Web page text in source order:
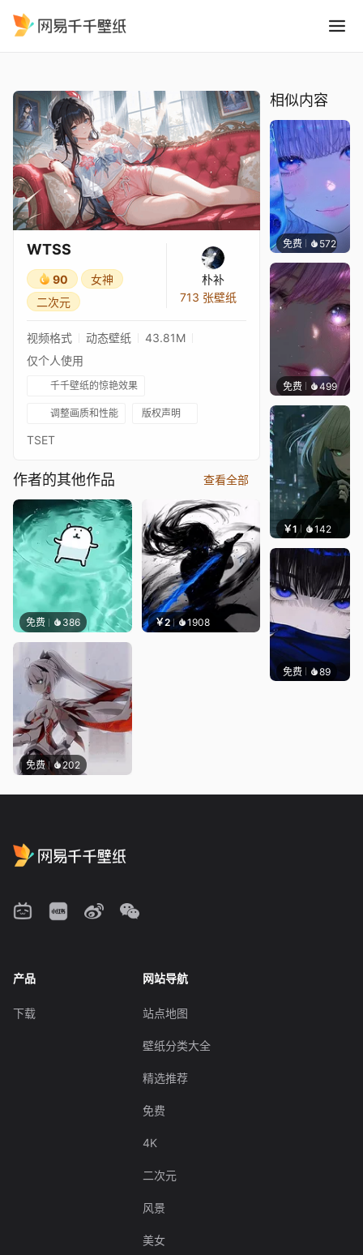
WTSS
90
女神
二次元
朴补
713 张壁纸
视频格式 动态壁纸
43.81M
仅个人使用
千千壁纸的惊艳效果
调整画质和性能 版权声明
TSET
作者的其他作品 查看全部
免费 386 ￥2 1908
免费 202
相似内容
免费 572辰东
免费 499辰东
￥1 142
免费 89
产品
下载
网站导航
站点地图
壁纸分类大全
精选推荐
免费
4K
二次元
风景
美女